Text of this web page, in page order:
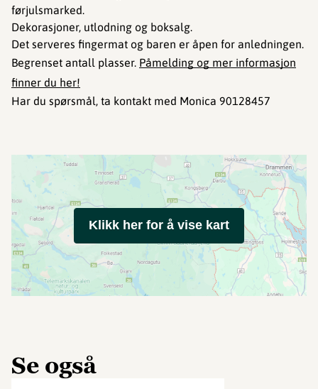
førjulsmarked.
Dekorasjoner, utlodning og boksalg.
Det serveres fingermat og baren er åpen for anledningen.
Begrenset antall plasser. Påmelding og mer informasjon
finner du her!
Har du spørsmål, ta kontakt med Monica 90128457
Klikk her for å vise kart
Se også